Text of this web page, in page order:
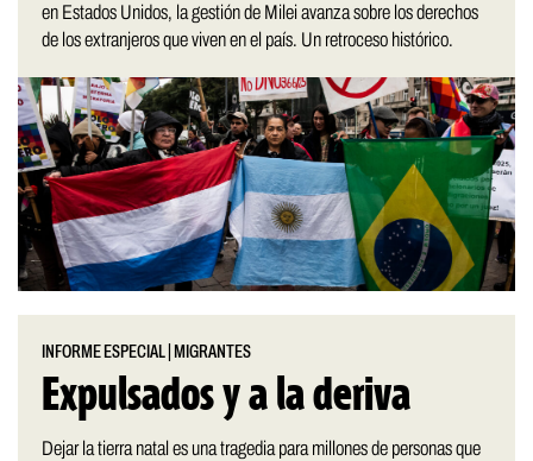
en Estados Unidos, la gestión de Milei avanza sobre los derechos
de los extranjeros que viven en el país. Un retroceso histórico.
INFORME ESPECIAL MIGRANTES
Expulsados y a la deriva
Dejar la tierra natal es una tragedia para millones de personas que